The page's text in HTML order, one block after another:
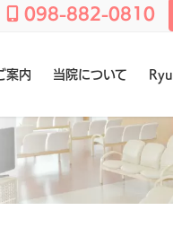
098-882-0810
案内 当院について